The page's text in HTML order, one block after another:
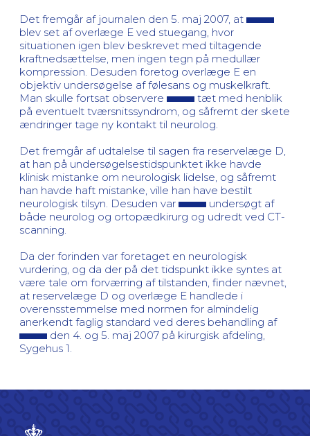
Det fremgår af journalen den 5. maj 2007, at
blev set af overlæge E ved stuegang, hvor
situationen igen blev beskrevet med tiltagende
kraftnedsættelse, men ingen tegn på medullær
kompression. Desuden foretog overlæge E en
objektiv undersøgelse af følesans og muskelkraft.
Man skulle fortsat observere
tæt med henblik
på eventuelt tværsnitssyndrom, og såfremt der skete
ændringer tage ny kontakt til neurolog.
Det fremgår af udtalelse til sagen fra reservelæge D,
at han på undersøgelsestidspunktet ikke havde
klinisk mistanke om neurologisk lidelse, og såfremt
han havde haft mistanke, ville han have bestilt
neurologisk tilsyn. Desuden var
undersøgt af
både neurolog og ortopædkirurg og udredt ved CT-
scanning.
Da der forinden var foretaget en neurologisk
vurdering, og da der på det tidspunkt ikke syntes at
være tale om forværring af tilstanden, finder nævnet,
at reservelæge D og overlæge E handlede i
overensstemmelse med normen for almindelig
anerkendt faglig standard ved deres behandling af
den 4. og 5. maj 2007 på kirurgisk afdeling,
Sygehus 1.